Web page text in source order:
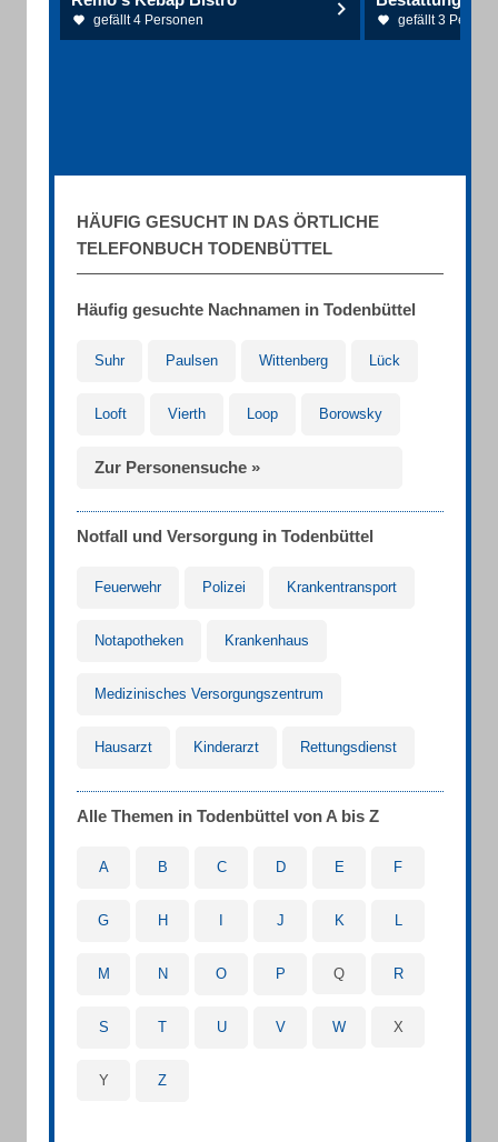
gefällt 4 Personen gefällt 3
HÄUFIG GESUCHT IN DAS ÖRTLICHE
TELEFONBUCH TODENBÜTTEL
Häufig gesuchte Nachnamen in Todenbüttel
Suhr Paulsen Wittenberg Lück
Looft Vierth Loop Borowsky
Zur Personensuche »
Notfall und Versorgung in Todenbüttel
Feuerwehr Polizei Krankentransport
Notapotheken Krankenhaus
Medizinisches Versorgungszentrum
Hausarzt Kinderarzt Rettungsdienst
Alle Themen in Todenbüttel von A bis Z
A B C D E F
G H J K L
M N O P Q R
S T U V W X
Y Z